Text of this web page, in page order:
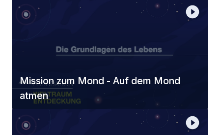
Mission zum Mond - Auf dem Mond
atmen